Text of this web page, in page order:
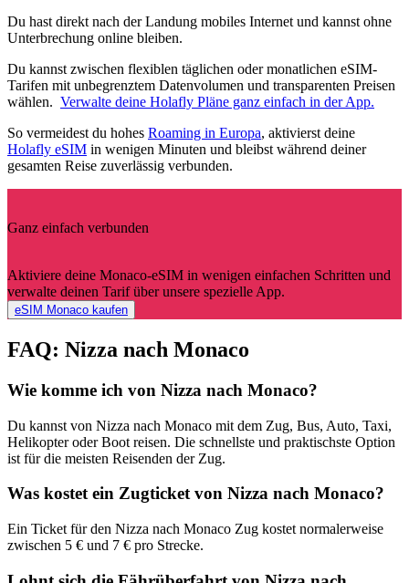
Du hast direkt nach der Landung mobiles Internet und kannst ohne
Unterbrechung online bleiben.
Du kannst zwischen flexiblen täglichen oder monatlichen eSIM-
Tarifen mit unbegrenztem Datenvolumen und transparenten Preisen
wählen. Verwalte deine Holafly Pläne ganz einfach in der App.
So vermeidest du hohes Roaming in Europa, aktivierst deine
Holafly eSIM in wenigen Minuten und bleibst während deiner
gesamten Reise zuverlässig verbunden.
Ganz einfach verbunden
Aktiviere deine Monaco-eSIM in wenigen einfachen Schritten und
verwalte deinen Tarif über unsere spezielle App.
eSIM Monaco kaufen
FAQ: Nizza nach Monaco
Wie komme ich von Nizza nach Monaco?
Du kannst von Nizza nach Monaco mit dem Zug, Bus, Auto, Taxi,
Helikopter oder Boot reisen. Die schnellste und praktischste Option
ist für die meisten Reisenden der Zug.
Was kostet ein Zugticket von Nizza nach Monaco?
Ein Ticket für den Nizza nach Monaco Zug kostet normalerweise
zwischen 5 € und 7 € pro Strecke.